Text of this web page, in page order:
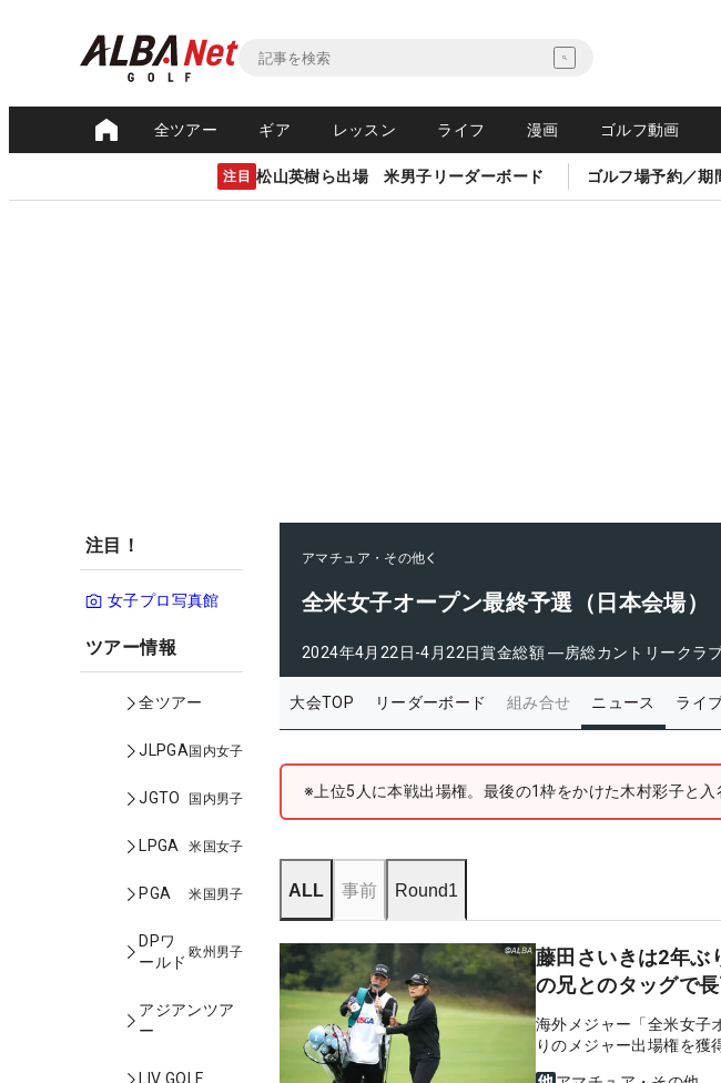
全ツアー ギア レッスン ライフ 漫画 ゴルフ動画
注目 松山英樹ら出場 米男子リーダーボード ゴルフ場予約／期
注目！
女子プロ写真館
ツアー情報
全ツアー
JLPGA国内女子
JGTO 国内男子
LPGA 米国女子
PGA 米国男子
DPワ
ールド
欧州男子
アジアンツア
ー
LIV GOLF
アマチュア・その他
全米女子オープン最終予選（日本会場）
2024年4月22日-4月22日賞金総額 ―房総カントリークラ
大会TOP リーダーボード 組み合せ ニュース ライ
※上位5人に本戦出場権。最後の1枠をかけた木村彩子と
ALL 事前 Round1
藤田さいきは2年
の兄とのタッグで
海外メジャー「全米女子
りのメジャー出場権を獲